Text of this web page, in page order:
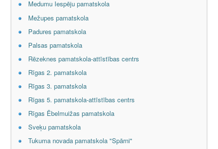
Medumu Iespēju pamatskola
Mežupes pamatskola
Padures pamatskola
Palsas pamatskola
Rēzeknes pamatskola-attīstības centrs
Rīgas 2. pamatskola
Rīgas 3. pamatskola
Rīgas 5. pamatskola-attīstības centrs
Rīgas Ēbelmuižas pamatskola
Sveķu pamatskola
Tukuma novada pamatskola "Spārni"